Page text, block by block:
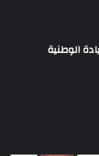
الوطنية